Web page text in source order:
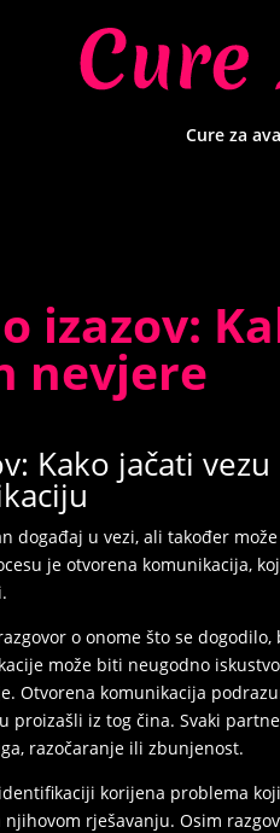
Cure za
izazov:
nevjere
Kako jačati
događaj u vezi, ali također
je otvorena komunikacija,
o onome što se
može biti neugodno
Otvorena komunikacija
proizašli iz tog čina. Svaki
razočaranje ili zbunjenost.
korijena problema
rješavanju. Osim